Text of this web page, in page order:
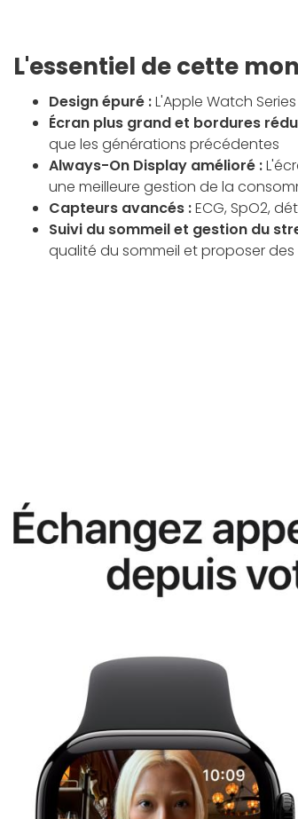
L'essentiel de cette
Design épuré :L'Apple Watch
Écran plus grand et bordures
que les générations précédentes
Always-On Display amélioré :
une meilleure gestion de la
Capteurs avancés :ECG, SpO2,
Suivi du sommeil et gestion du
qualité du sommeil et proposer